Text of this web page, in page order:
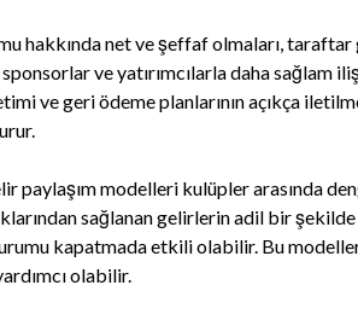
hakkında net ve şeffaf olmaları,
ve yatırımcılarla daha sağlam
ve geri ödeme planlarının açıkça
paylaşım modelleri kulüpler arasında
sağlanan gelirlerin adil bir şekilde
kapatmada etkili olabilir. Bu
olabilir.